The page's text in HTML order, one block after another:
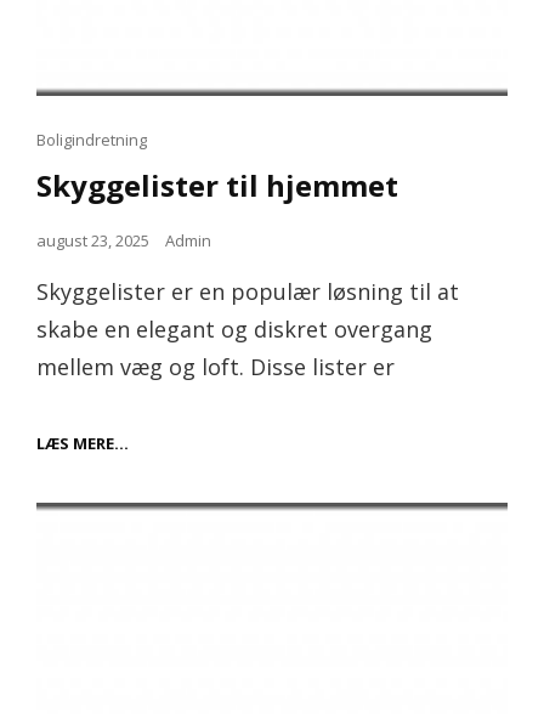
Cat
Links
Boligindretning
Skyggelister til hjemmet
Posted
august 23, 2025 Admin
Skyggelister er en populær løsning til at
skabe en elegant og diskret overgang
mellem væg og loft. Disse lister er
LÆS MERE…